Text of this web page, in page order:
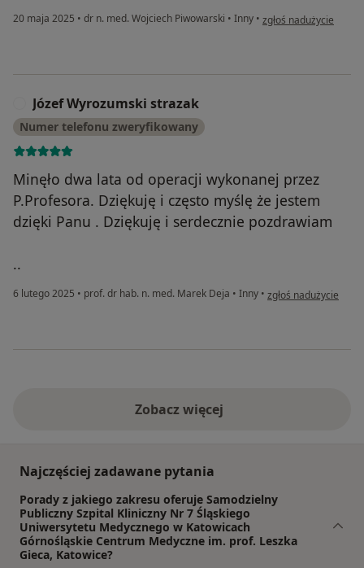
20 maja 2025 • dr n. med. Wojciech Piwowarski • Inny • w opinii użytkownika
zgłoś nadużycie
Józef Wyrozumski strazak
Numer telefonu zweryfikowany
Minęło dwa lata od operacji wykonanej przez
P.Profesora. Dziękuję i często myślę że jestem
dzięki Panu . Dziękuję i serdecznie pozdrawiam
..
6 lutego 2025 • prof. dr hab. n. med. Marek Deja • Inny • w opinii użytkownika
zgłoś nadużycie
Zobacz więcej
Najczęściej zadawane pytania
Porady z jakiego zakresu oferuje Samodzielny
Publiczny Szpital Kliniczny Nr 7 Śląskiego
Uniwersytetu Medycznego w Katowicach
Górnośląskie Centrum Medyczne im. prof. Leszka
Gieca, Katowice?